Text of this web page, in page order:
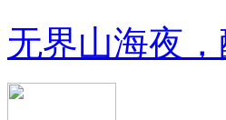
无界山海夜